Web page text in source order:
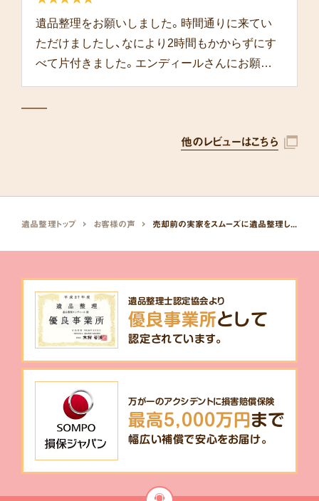
遺品整理をお願いしました。時間通りに来てい
ただけましたし、なにより2時間もかからずにす
べて片付きました。エンディールさんにお願い
他のレビューはこちら
遺品整理トップ お客様の声
遺品整理士認定協会より
優良事業所として
認定されています。
万が一のアクシデントに損害賠償保険
最高5,000万円まで
幅広い補償で安心をお届け。